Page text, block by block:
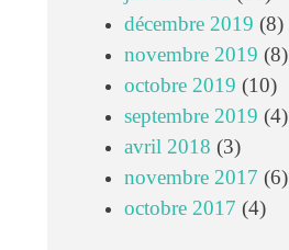
décembre 2019 (8)
novembre 2019 (8)
octobre 2019 (10)
septembre 2019 (4)
avril 2018 (3)
novembre 2017 (6)
octobre 2017 (4)